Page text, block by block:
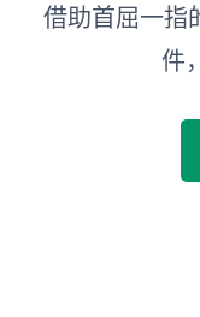
借助首屈一指
件